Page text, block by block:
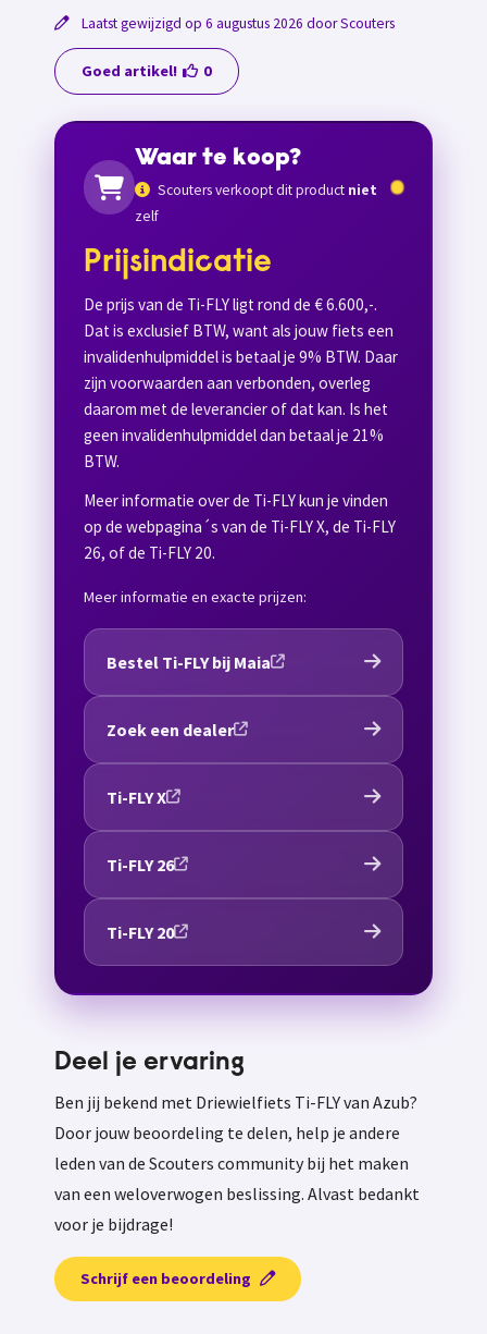
Laatst gewijzigd op 6 augustus 2026 door Scouters
Goed artikel! 0
Waar te koop?
Scouters verkoopt dit product niet
zelf
Prijsindicatie
De prijs van de Ti-FLY ligt rond de € 6.600,-.
Dat is exclusief BTW, want als jouw fiets een
invalidenhulpmiddel is betaal je 9% BTW. Daar
zijn voorwaarden aan verbonden, overleg
daarom met de leverancier of dat kan. Is het
geen invalidenhulpmiddel dan betaal je 21%
BTW.
Meer informatie over de Ti-FLY kun je vinden
op de webpagina´s van de Ti-FLY X, de Ti-FLY
26, of de Ti-FLY 20.
Meer informatie en exacte prijzen:
Bestel Ti-FLY bij Maia
Zoek een dealer
Ti-FLY X
Ti-FLY 26
Ti-FLY 20
Deel je ervaring
Ben jij bekend met Driewielfiets Ti-FLY van Azub?
Door jouw beoordeling te delen, help je andere
leden van de Scouters community bij het maken
van een weloverwogen beslissing. Alvast bedankt
voor je bijdrage!
Schrijf een beoordeling